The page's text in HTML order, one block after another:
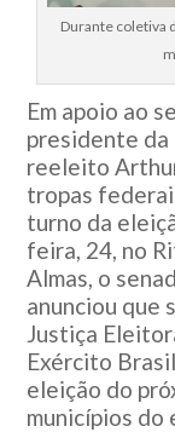
Durante coletiva
Em apoio ao
presidente da
reeleito
tropas
turno da
feira, 24, no
Almas, o
anunciou que
Justiça
Exército
eleição do
municípios do